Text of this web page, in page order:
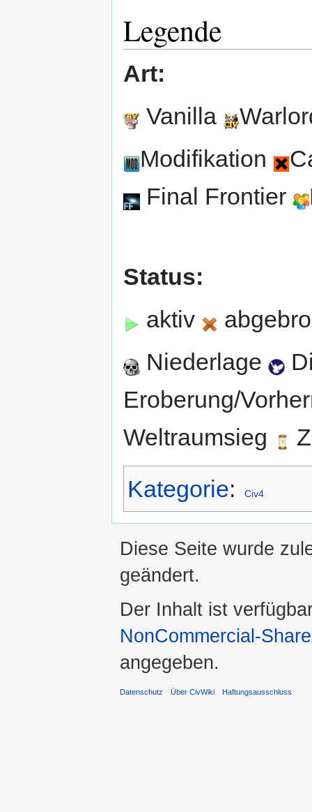
Legende
Art:
Vanilla
Modifikation
Final Frontier
Status:
aktiv
Niederlage
Eroberung/
Weltraumsieg
Kategorie: Civ4
Diese Seite wurde
geändert.
Der Inhalt ist
NonCommercial-
angegeben.
Datenschutz Über CivWiki Haftungsausschluss